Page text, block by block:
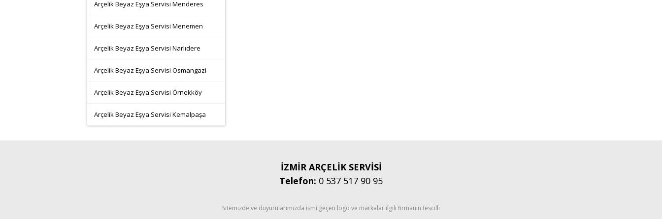
Arçelik Beyaz Eşya Servisi Menderes
Arçelik Beyaz Eşya Servisi Menemen
Arçelik Beyaz Eşya Servisi Narlıdere
Arçelik Beyaz Eşya Servisi Osmangazi
Arçelik Beyaz Eşya Servisi Örnekköy
Arçelik Beyaz Eşya Servisi Kemalpaşa
İZMİR ARÇELİK SERVİSİ
Telefon: 0 537 517 90 95
Sitemizde ve duyurularımızda ismi geçen logo ve markalar ilgili firmanın tescilli